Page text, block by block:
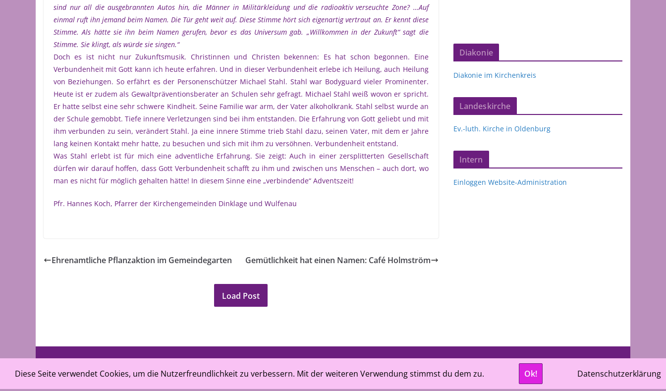
sind nur all die ausgebrannten Autos hin, die Männer in Militärkleidung und die radioaktiv verseuchte Zone? …Auf
einmal ruft ihn jemand beim Namen. Die Tür geht weit auf. Diese Stimme hört sich eigenartig vertraut an. Er kennt diese
Stimme. Als hätte sie ihn beim Namen gerufen, bevor es das Universum gab. „Willkommen in der Zukunft“ sagt die
Stimme. Sie klingt, als würde sie singen.“
Doch es ist nicht nur Zukunftsmusik. Christinnen und Christen bekennen: Es hat schon begonnen. Eine
Verbundenheit mit Gott kann ich heute erfahren. Und in dieser Verbundenheit erlebe ich Heilung, auch Heilung
von Beziehungen. So erfährt es der Personenschützer Michael Stahl. Stahl war Bodyguard vieler Prominenter.
Heute ist er zudem als Gewaltpräventionsberater an Schulen sehr gefragt. Michael Stahl weiß wovon er spricht.
Er hatte selbst eine sehr schwere Kindheit. Seine Familie war arm, der Vater alkoholkrank. Stahl selbst wurde an
der Schule gemobbt. Tiefe innere Verletzungen sind bei ihm entstanden. Die Erfahrung von Gott geliebt und mit
ihm verbunden zu sein, verändert Stahl. Ja eine innere Stimme trieb Stahl dazu, seinen Vater, mit dem er Jahre
lang keinen Kontakt mehr hatte, zu besuchen und sich mit ihm zu versöhnen. Verbundenheit entstand.
Was Stahl erlebt ist für mich eine adventliche Erfahrung. Sie zeigt: Auch in einer zersplitterten Gesellschaft
dürfen wir darauf hoffen, dass Gott Verbundenheit schafft zu ihm und zwischen uns Menschen – auch dort, wo
man es nicht für möglich gehalten hätte! In diesem Sinne eine „verbindende“ Adventszeit!
Pfr. Hannes Koch, Pfarrer der Kirchengemeinden Dinklage und Wulfenau
Ehrenamtliche Pflanzaktion im Gemeindegarten Gemütlichkeit hat einen Namen: Café Holmström
Load Post
Diakonie
Diakonie im Kirchenkreis
Landeskirche
Ev.-luth. Kirche in Oldenburg
Intern
Einloggen Website-Administration
Diese Seite verwendet Cookies, um die Nutzerfreundlichkeit zu verbessern. Mit der weiteren Verwendung stimmst du dem zu. Ok! Datenschutzerklärung